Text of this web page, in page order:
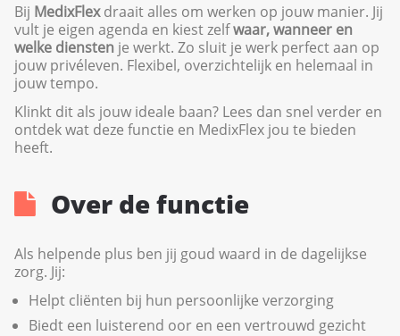
Bij MedixFlex draait alles om werken op jouw manier. Jij
vult je eigen agenda en kiest zelfwaar, wanneer en
welke diensten je werkt. Zo sluit je werk perfect aan op
jouw privéleven. Flexibel, overzichtelijk en helemaal in
jouw tempo.
Klinkt dit als jouw ideale baan? Lees dan snel verder en
ontdek wat deze functie en MedixFlex jou te bieden
heeft.
Over de functie
Als helpende plus ben jij goud waard in de dagelijkse
zorg. Jij:
Helpt cliënten bij hun persoonlijke verzorging
Biedt een luisterend oor en een vertrouwd gezicht